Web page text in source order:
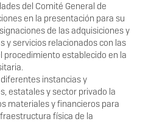
del Comité General de
en la presentación para su
de las adquisiciones y
y servicios relacionados con las
procedimiento establecido en la
instancias y
estatales y sector privado la
materiales y financieros para
física de la